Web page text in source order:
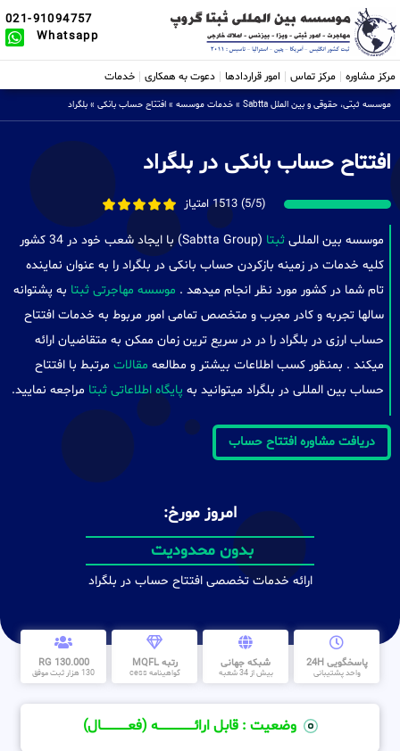
021-91094757
Whatsapp
مرکز مشاوره مرکز تماس امور قراردادها دعوت به همکاری خدمات
موسسه ثبتی، حقوقی و بین الملل Sabtta » خدمات موسسه » افتتاح حساب بانکی » بلگراد
افتتاح حساب بانکی در بلگراد
(5/5) 1513 امتیاز
موسسه بین المللی ثبتا
(Sabtta Group) با ایجاد شعب خود در 34 کشور
کلیه خدمات در زمینه بازکردن حساب بانکی در بلگراد را به عنوان نماینده
تام شما در کشور مورد نظر انجام میدهد . موسسه مهاجرتی ثبتا به پشتوانه
سالها تجربه و کادر مجرب و متخصص تمامی امور مربوط به خدمات افتتاح
حساب ارزی در بلگراد را در در سریع ترین زمان ممکن به متقاضیان ارائه
میکند . بمنظور کسب اطلاعات بیشتر و مطالعه مقالات مرتبط با افتتاح
حساب بین المللی در بلگراد میتوانید به پایگاه اطلاعاتی ثبتا مراجعه نمایید.
دریافت مشاوره افتتاح حساب
امروز مورخ:
بدون محدودیت
ارائه خدمات تخصصی افتتاح حساب در بلگراد
پاسخگویی 24H
واحد پشتیبانی
شبکه جهانی
بیش از 34 شعبه
رتبه MQFL
گواهینامه cess
130.000 RG
130 هزار ثبت موفق
وضعیت : قابل ارائــــــــــــــــــــه (فعـــــــــــــــال)